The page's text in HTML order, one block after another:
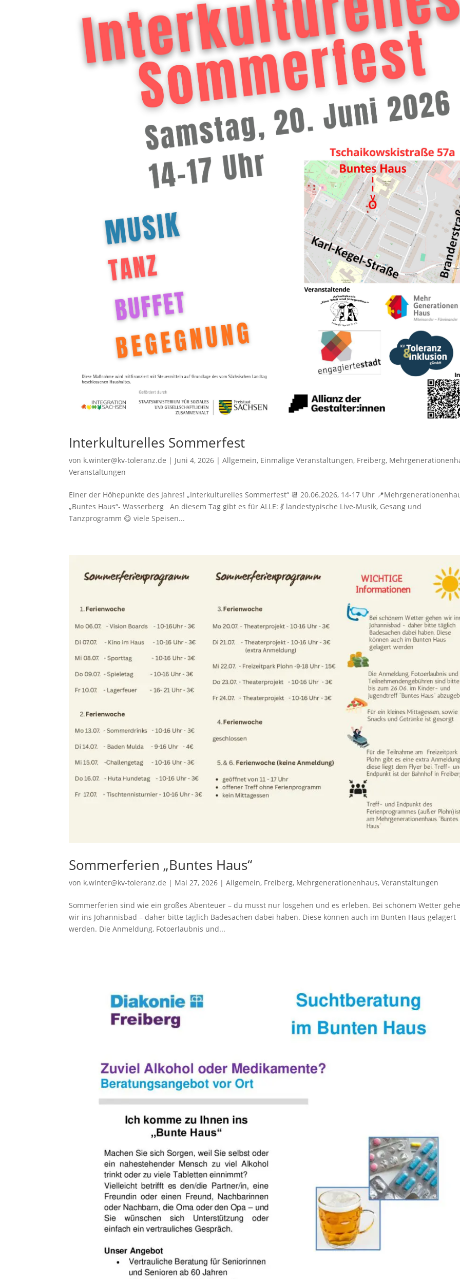
Interkulturelles Sommerfest
von k.winter@kv-toleranz.de | Juni 4, 2026 |Allgemein, Einmalige Veranstaltungen, Freiberg,
Veranstaltungen
Einer der Höhepunkte des Jahres! „Interkulturelles Sommerfest“ 📆 20.06.2026, 14-17 Uhr
„Buntes Haus“- Wasserberg An diesem Tag gibt es für ALLE: 💃 landestypische Live-Musik, Gesang und
Tanzprogramm 😋 viele Speisen...
Sommerferien „Buntes Haus“
von k.winter@kv-toleranz.de | Mai 27, 2026 |Allgemein, Freiberg, Mehrgenerationenhaus,Veranstaltungen
Sommerferien sind wie ein großes Abenteuer – du musst nur losgehen und es erleben. Bei schönem Wetter
wir ins Johannisbad – daher bitte täglich Badesachen dabei haben. Diese können auch im Bunten Haus gelagert
werden. Die Anmeldung, Fotoerlaubnis und...